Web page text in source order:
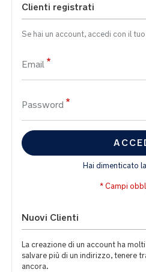
Clienti registrati
Se hai un account, accedi con il
Email
Password
Hai dimenticato
Nuovi Clienti
La creazione di un account ha
salvare più di un indirizzo, tenere
ancora.